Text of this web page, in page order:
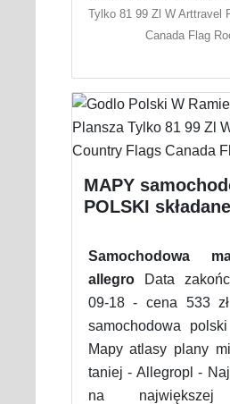
Tylko 81 99 Zl W Arttravel
Canada Flag
MAPY
POLSKI
Samochodowa
allegroData
09-18 - cena 533
samochodowa
Mapy atlasy plany
taniej - Allegropl -
na największej